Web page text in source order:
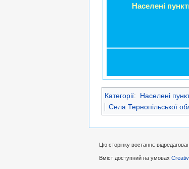
Населені
Категорії: Населені
Села Тернопільської
Цю сторінку востаннє
Вміст доступний на умовах